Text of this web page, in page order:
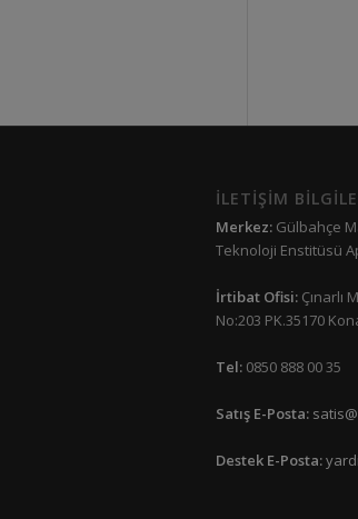
İLETİŞİM
Merkez: Gülbahçe
Teknoloji Enstitüsü
İrtibat Ofisi: Çınarlı
No:203 PK.35170
Tel: 0850 888 00 35
Satış E-Posta:
Destek E-Posta: